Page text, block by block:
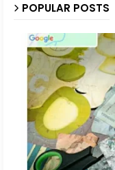
POPULAR POSTS